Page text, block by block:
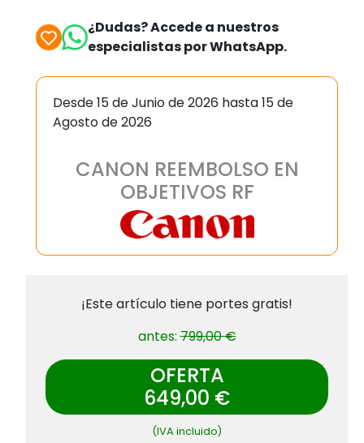
¿Dudas? Accede a nuestros
especialistas por WhatsApp.
Desde 15 de Junio de 2026 hasta 15 de
Agosto de 2026
CANON REEMBOLSO EN
OBJETIVOS RF
¡Este artículo tiene portes gratis!
antes:799,00 €
OFERTA
649,00 €
(IVA incluido)